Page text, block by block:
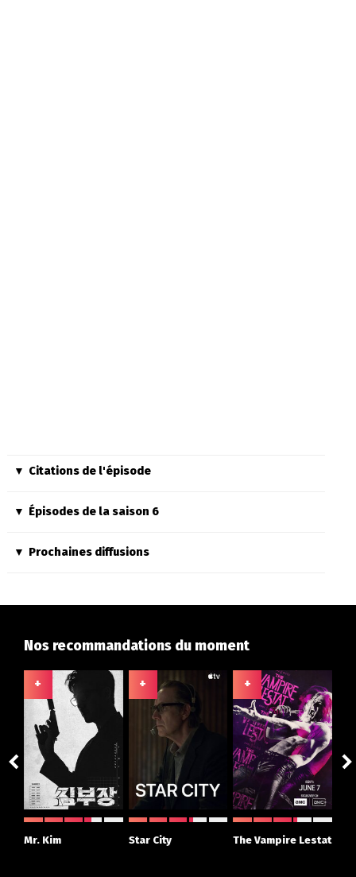
Citations de l'épisode
Épisodes de la saison 6
Prochaines diffusions
Nos recommandations du moment
+
Mr. Kim
+
Star City
+
The Vampire Lestat